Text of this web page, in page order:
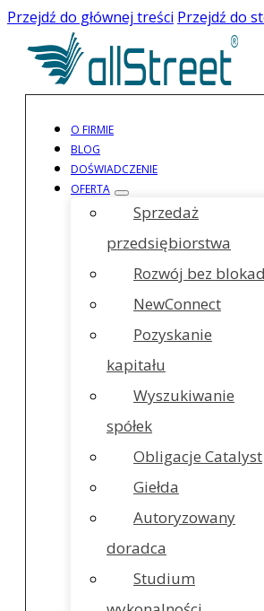
Przejdź do głównej treści Przejdź do
O FIRMIE
BLOG
DOŚWIADCZENIE
OFERTA
Sprzedaż
przedsiębiorstwa
Rozwój bez blokad
NewConnect
Pozyskanie
kapitału
Wyszukiwanie
spółek
Obligacje Catalyst
Giełda
Autoryzowany
doradca
Studium